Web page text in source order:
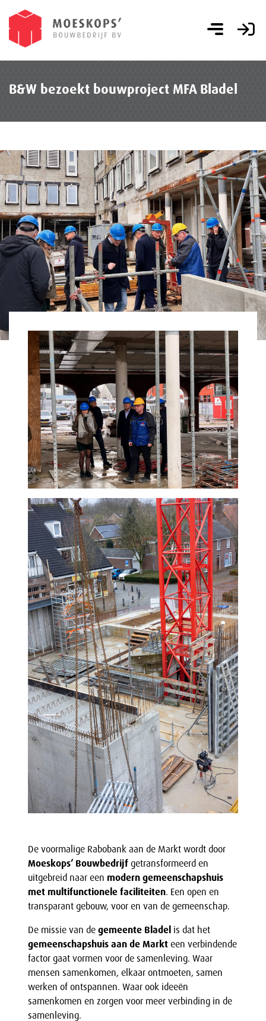
B&W bezoekt bouwproject MFA Bladel
De voormalige Rabobank aan de Markt wordt door
Moeskops’ Bouwbedrijf getransformeerd en
uitgebreid naar een modern gemeenschapshuis
met multifunctionele faciliteiten. Een open en
transparant gebouw, voor en van de gemeenschap.
De missie van de gemeente Bladel is dat het
gemeenschapshuis aan de Markt een verbindende
factor gaat vormen voor de samenleving. Waar
mensen samenkomen, elkaar ontmoeten, samen
werken of ontspannen. Waar ook ideeën
samenkomen en zorgen voor meer verbinding in de
samenleving.